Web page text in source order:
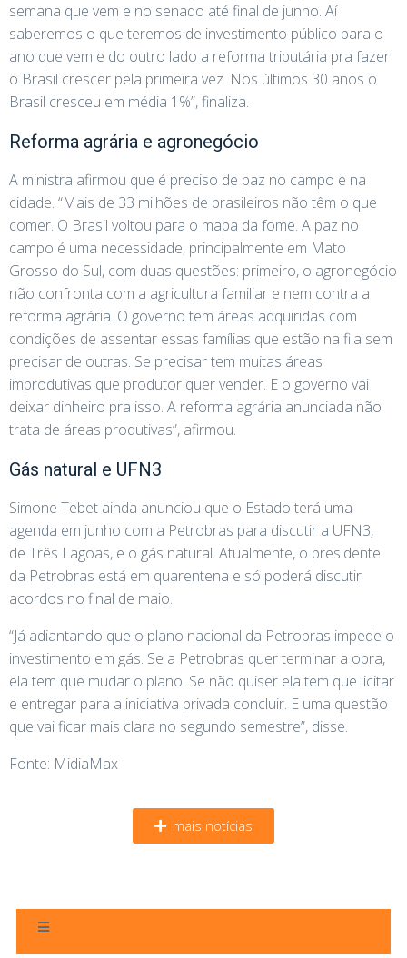
semana que vem e no senado até final de junho. Aí
saberemos o que teremos de investimento público para o
ano que vem e do outro lado a reforma tributária pra fazer
o Brasil crescer pela primeira vez. Nos últimos 30 anos o
Brasil cresceu em média 1%”, finaliza.
Reforma agrária e agronegócio
A ministra afirmou que é preciso de paz no campo e na
cidade. “Mais de 33 milhões de brasileiros não têm o que
comer. O Brasil voltou para o mapa da fome. A paz no
campo é uma necessidade, principalmente em Mato
Grosso do Sul, com duas questões: primeiro, o agronegócio
não confronta com a agricultura familiar e nem contra a
reforma agrária. O governo tem áreas adquiridas com
condições de assentar essas famílias que estão na fila sem
precisar de outras. Se precisar tem muitas áreas
improdutivas que produtor quer vender. E o governo vai
deixar dinheiro pra isso. A reforma agrária anunciada não
trata de áreas produtivas”, afirmou.
Gás natural e UFN3
Simone Tebet ainda anunciou que o Estado terá uma
agenda em junho com a Petrobras para discutir a UFN3,
de Três Lagoas, e o gás natural. Atualmente, o presidente
da Petrobras está em quarentena e só poderá discutir
acordos no final de maio.
“Já adiantando que o plano nacional da Petrobras impede o
investimento em gás. Se a Petrobras quer terminar a obra,
ela tem que mudar o plano. Se não quiser ela tem que licitar
e entregar para a iniciativa privada concluir. E uma questão
que vai ficar mais clara no segundo semestre”, disse.
Fonte: MidiaMax
mais notícias